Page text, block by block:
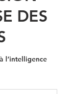
DES
l’intelligence